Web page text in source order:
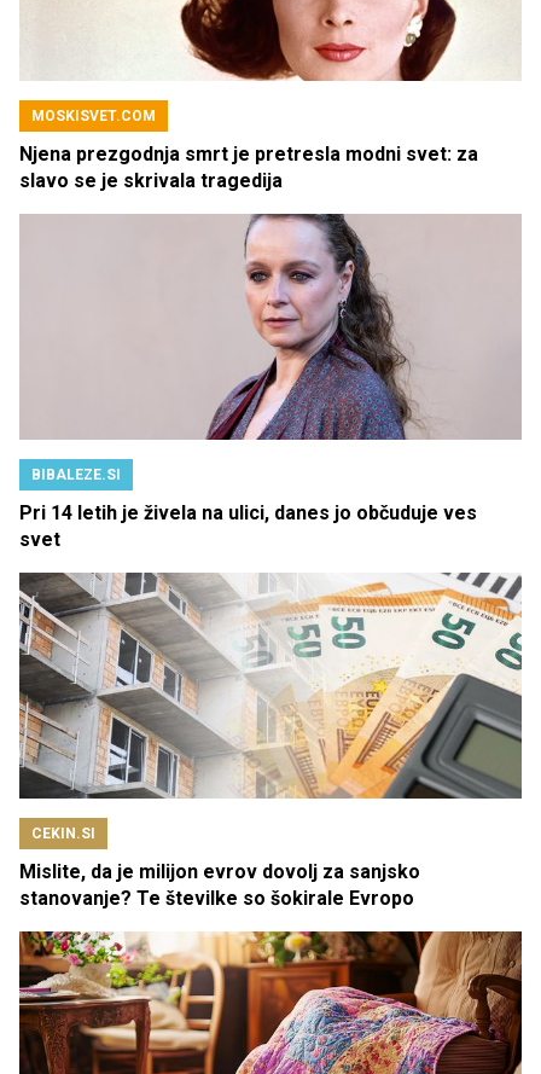
MOSKISVET.COM
Njena prezgodnja smrt je pretresla modni svet: za
slavo se je skrivala tragedija
BIBALEZE.SI
Pri 14 letih je živela na ulici, danes jo občuduje ves
svet
CEKIN.SI
Mislite, da je milijon evrov dovolj za sanjsko
stanovanje? Te številke so šokirale Evropo